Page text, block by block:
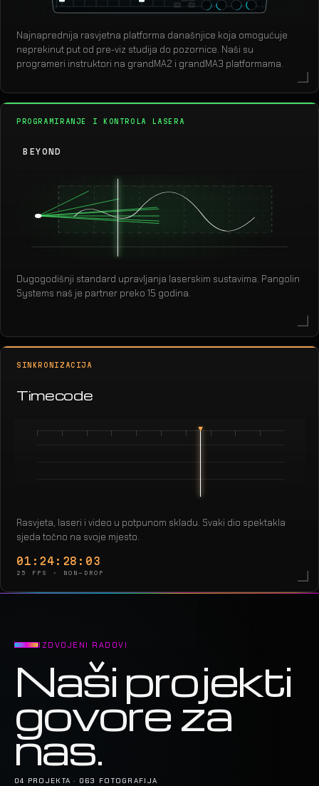
Najnaprednija rasvjetna platforma današnjice koja omogućuje
neprekinut put od pre-viz studija do pozornice. Naši su
programeri instruktori na grandMA2 i grandMA3 platformama.
PROGRAMIRANJE I KONTROLA LASERA
BEYOND
Dugogodišnji standard upravljanja laserskim sustavima. Pangolin
Systems naš je partner preko 15 godina.
SINKRONIZACIJA
Timecode
Rasvjeta, laseri i video u potpunom skladu. Svaki dio spektakla
sjeda točno na svoje mjesto.
01:24:30:12
25 FPS · NON-DROP
IZDVOJENI RADOVI
Naši projekti
govore za
nas.
04 PROJEKTA · 063 FOTOGRAFIJA